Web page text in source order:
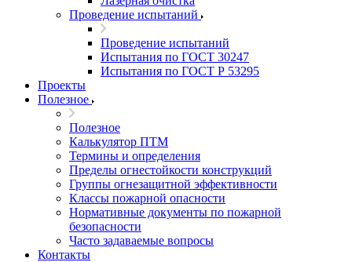
Проведение испытаний
Проведение испытаний
Испытания по ГОСТ 30247
Испытания по ГОСТ Р 53295
Проекты
Полезное
Полезное
Калькулятор ПТМ
Термины и определения
Пределы огнестойкости конструкций
Группы огнезащитной эффективности
Классы пожарной опасности
Нормативные документы по пожарной
безопасности
Часто задаваемые вопросы
Контакты